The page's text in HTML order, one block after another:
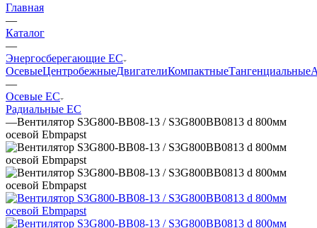
Главная
—
Каталог
—
Энергосберегающие EC
ОсевыеЦентробежныеДвигателиКомпактныеТангенциальные
—
Осевые EC
Радиальные EC
—Вентилятор S3G800-BB08-13 / S3G800BB0813 d 800мм
осевой Ebmpapst